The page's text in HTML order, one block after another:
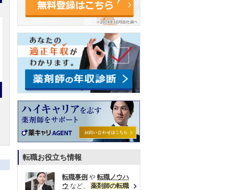
転職お役立ち情報
転職事例 や 転職ノウハ
ウ など、 薬剤師の転職